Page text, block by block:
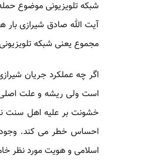
شبکه تلویزیونی موضوع
آیت الله صادق شیرازی بار ها
مجموع یعنی شبکه
اگر چه عملکرد جریان
است ولی ریشه و علت اصلی
خشونت بر علیه اهل سنت
احساس خطر می کند. وجود
اسلامی و هویت مورد نظر